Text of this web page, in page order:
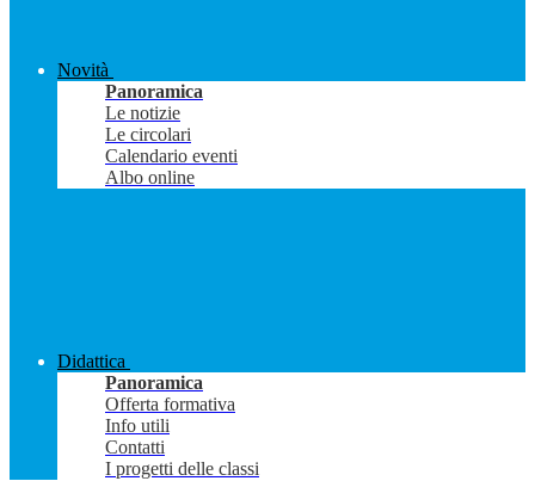
Novità
Panoramica
Le notizie
Le circolari
Calendario eventi
Albo online
Didattica
Panoramica
Offerta formativa
Info utili
Contatti
I progetti delle classi